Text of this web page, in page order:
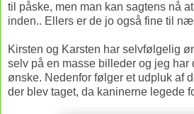
til påske, men man kan sagtens nå
inden.. Ellers er de jo også fine til
Kirsten og Karsten har selvfølgelig
selv på en masse billeder og jeg har
ønske. Nedenfor følger et udpluk af
der blev taget, da kaninerne legede